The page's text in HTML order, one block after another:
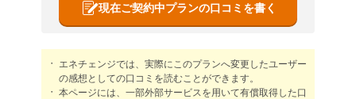
現在ご契約中プランの口コミを書く
エネチェンジでは、実際にこのプランへ変更したユーザー
の感想としての口コミを読むことができます。
本ページには、一部外部サービスを用いて有償取得した口